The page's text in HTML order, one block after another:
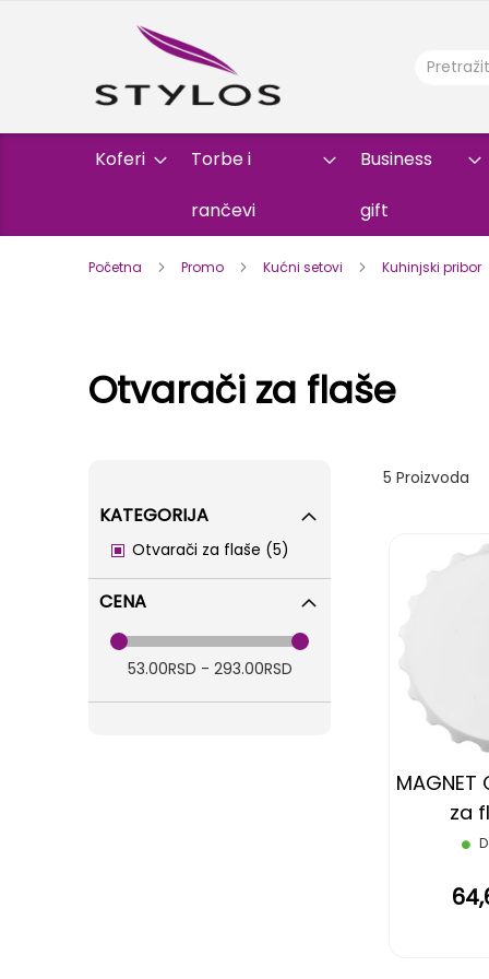
Koferi Torbe i
rančevi
Business
gift
Početna Promo Kućni setovi Kuhinjski pribor
Otvarači za flaše
5 Proizvoda
za
KATEGORIJA
Otvarači za flaše 5
items
CENA
53.00RSD - 293.00RSD